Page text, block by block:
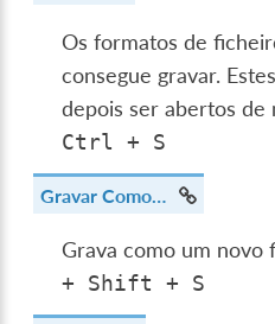
Os formatos de
consegue gravar.
depois ser abertos de
Ctrl + S
Gravar Como…
Grava como um novo
+
Shift + S